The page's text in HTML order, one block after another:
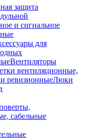
защита
и сигнальное
для
Вентиляторы
вентиляционные,
ревизионныеЛюки
сабельные